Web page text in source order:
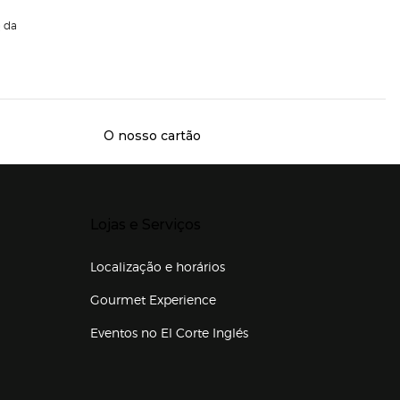
da
O nosso cartão
Localização e horários
Gourmet Experience
Eventos no El Corte Inglés